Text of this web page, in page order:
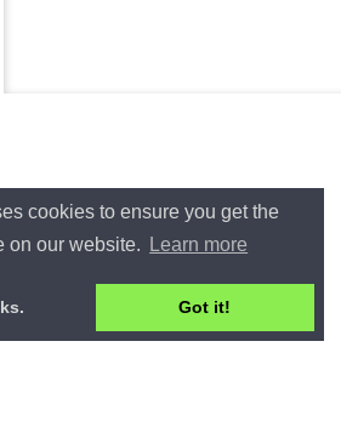
cookies to ensure you get the
on our website.
Learn more
Got it!